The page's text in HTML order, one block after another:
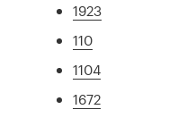
1923
110
1104
1672